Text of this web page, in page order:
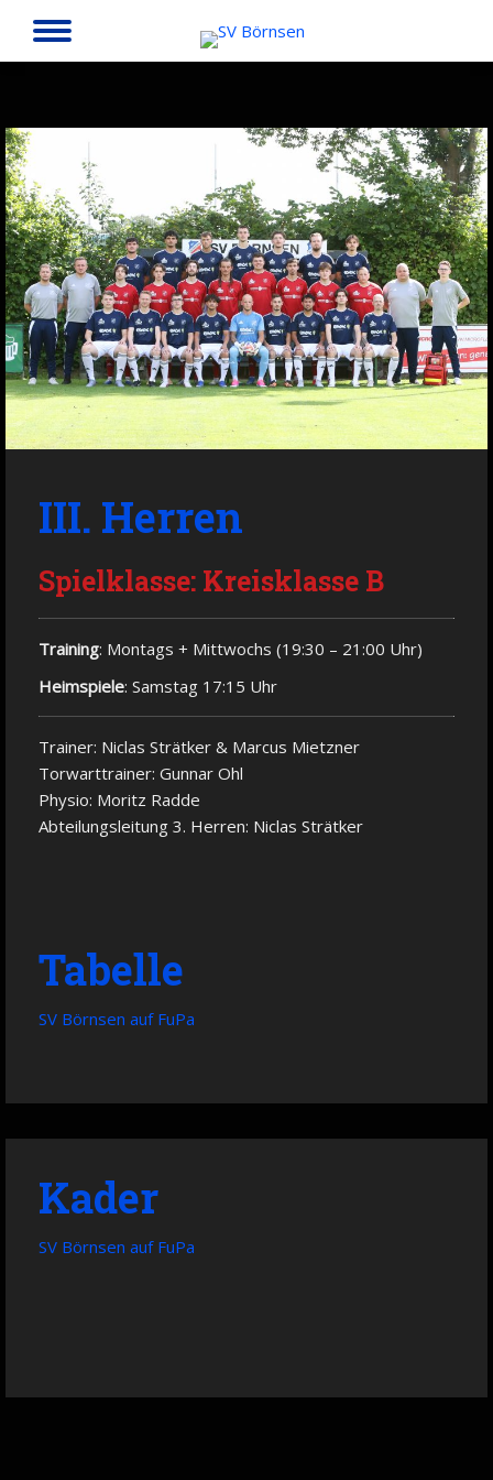
III. Herren
Spielklasse: Kreisklasse B
Training: Montags + Mittwochs (19:30 – 21:00 Uhr)
Heimspiele: Samstag 17:15 Uhr
Trainer: Niclas Strätker & Marcus Mietzner
Torwarttrainer: Gunnar Ohl
Physio: Moritz Radde
Abteilungsleitung 3. Herren: Niclas Strätker
Tabelle
SV Börnsen auf FuPa
Kader
SV Börnsen auf FuPa